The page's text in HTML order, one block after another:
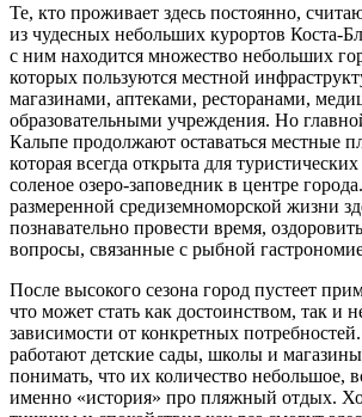
Те, кто проживает здесь постоянно,
из чудесных небольших курортов Коста-
с ним находится множество небольших
которых пользуются местной
магазинами, аптеками, ресторанами,
образовательными учреждения. Но
Кальпе продолжают оставаться местные
которая всегда открыта для
соленое озеро-заповедник в центре
размеренной средиземноморской жизни
познавательно провести время,
вопросы, связанные с рыбной
После высокого сезона город пустеет
что может стать как достоинством, так и
зависимости от конкретных
работают детские сады, школы и
понимать, что их количество небольшое,
именно «история» про пляжный отдых.